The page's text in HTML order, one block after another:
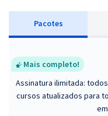
Pacotes
Mais completo!
Assinatura ilimitada:
cursos atualizados para